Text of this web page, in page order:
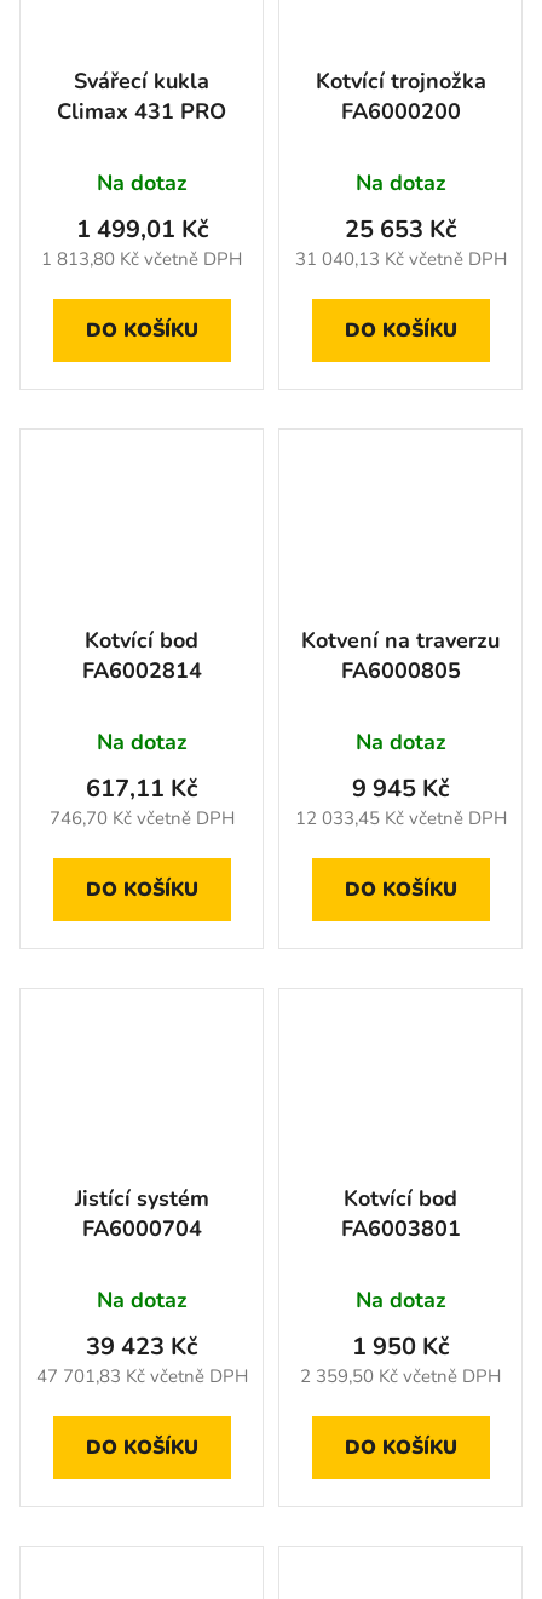
Svářecí kukla
Climax 431 PRO
Na dotaz
1 813,80 Kč včetně DPH
1 499,01 Kč
DO KOŠÍKU
Kotvící trojnožka
FA6000200
Na dotaz
31 040,13 Kč včetně DPH
25 653 Kč
DO KOŠÍKU
Kotvící bod
FA6002814
Na dotaz
746,70 Kč včetně DPH
617,11 Kč
DO KOŠÍKU
Kotvení na traverzu
FA6000805
Na dotaz
12 033,45 Kč včetně DPH
9 945 Kč
DO KOŠÍKU
Jistící systém
FA6000704
Na dotaz
47 701,83 Kč včetně DPH
39 423 Kč
DO KOŠÍKU
Kotvící bod
FA6003801
Na dotaz
2 359,50 Kč včetně DPH
1 950 Kč
DO KOŠÍKU